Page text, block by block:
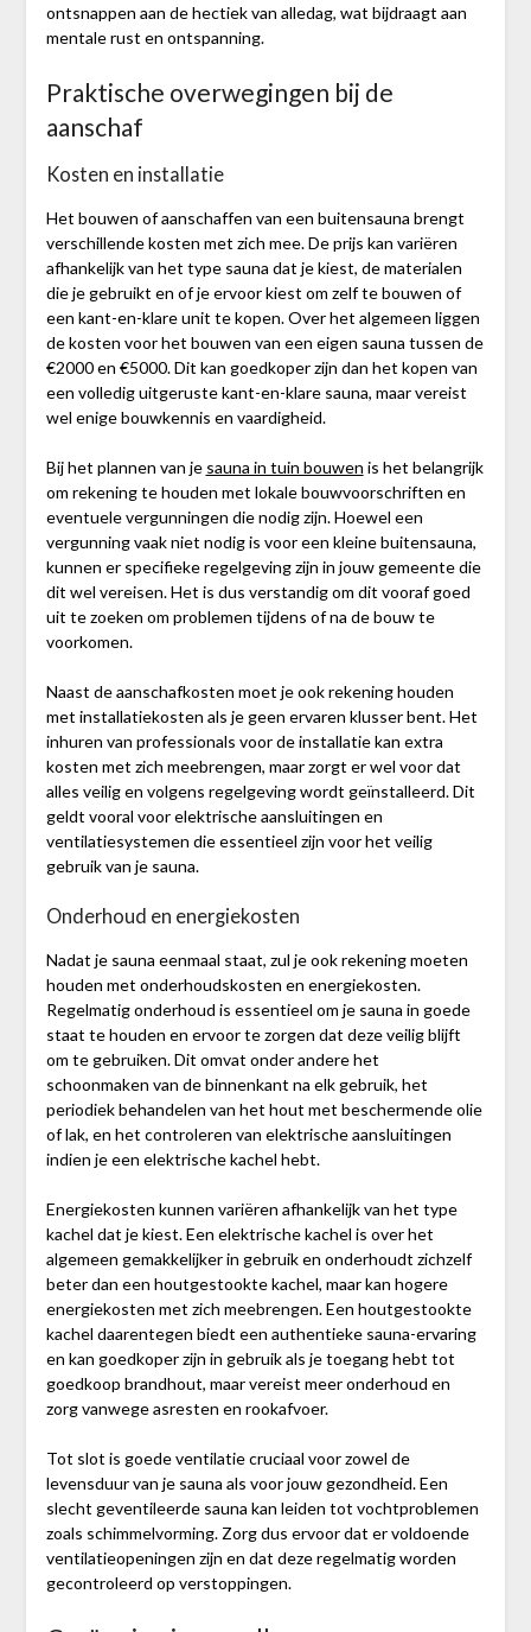
ontsnappen aan de hectiek van alledag, wat bijdraagt aan
mentale rust en ontspanning.
Praktische overwegingen bij de
aanschaf
Kosten en installatie
Het bouwen of aanschaffen van een buitensauna brengt
verschillende kosten met zich mee. De prijs kan variëren
afhankelijk van het type sauna dat je kiest, de materialen
die je gebruikt en of je ervoor kiest om zelf te bouwen of
een kant-en-klare unit te kopen. Over het algemeen liggen
de kosten voor het bouwen van een eigen sauna tussen de
€2000 en €5000. Dit kan goedkoper zijn dan het kopen van
een volledig uitgeruste kant-en-klare sauna, maar vereist
wel enige bouwkennis en vaardigheid.
Bij het plannen van je sauna in tuin bouwen is het belangrijk
om rekening te houden met lokale bouwvoorschriften en
eventuele vergunningen die nodig zijn. Hoewel een
vergunning vaak niet nodig is voor een kleine buitensauna,
kunnen er specifieke regelgeving zijn in jouw gemeente die
dit wel vereisen. Het is dus verstandig om dit vooraf goed
uit te zoeken om problemen tijdens of na de bouw te
voorkomen.
Naast de aanschafkosten moet je ook rekening houden
met installatiekosten als je geen ervaren klusser bent. Het
inhuren van professionals voor de installatie kan extra
kosten met zich meebrengen, maar zorgt er wel voor dat
alles veilig en volgens regelgeving wordt geïnstalleerd. Dit
geldt vooral voor elektrische aansluitingen en
ventilatiesystemen die essentieel zijn voor het veilig
gebruik van je sauna.
Onderhoud en energiekosten
Nadat je sauna eenmaal staat, zul je ook rekening moeten
houden met onderhoudskosten en energiekosten.
Regelmatig onderhoud is essentieel om je sauna in goede
staat te houden en ervoor te zorgen dat deze veilig blijft
om te gebruiken. Dit omvat onder andere het
schoonmaken van de binnenkant na elk gebruik, het
periodiek behandelen van het hout met beschermende olie
of lak, en het controleren van elektrische aansluitingen
indien je een elektrische kachel hebt.
Energiekosten kunnen variëren afhankelijk van het type
kachel dat je kiest. Een elektrische kachel is over het
algemeen gemakkelijker in gebruik en onderhoudt zichzelf
beter dan een houtgestookte kachel, maar kan hogere
energiekosten met zich meebrengen. Een houtgestookte
kachel daarentegen biedt een authentieke sauna-ervaring
en kan goedkoper zijn in gebruik als je toegang hebt tot
goedkoop brandhout, maar vereist meer onderhoud en
zorg vanwege asresten en rookafvoer.
Tot slot is goede ventilatie cruciaal voor zowel de
levensduur van je sauna als voor jouw gezondheid. Een
slecht geventileerde sauna kan leiden tot vochtproblemen
zoals schimmelvorming. Zorg dus ervoor dat er voldoende
ventilatieopeningen zijn en dat deze regelmatig worden
gecontroleerd op verstoppingen.